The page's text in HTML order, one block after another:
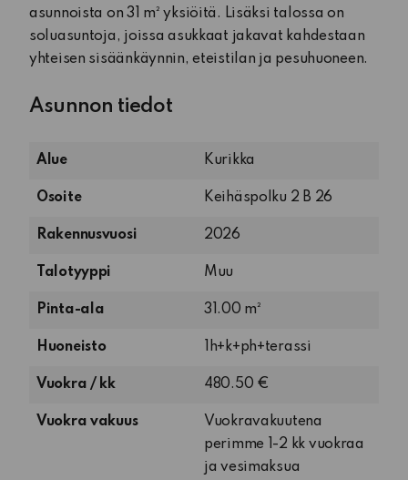
asunnoista on 31 m² yksiöitä. Lisäksi talossa on
soluasuntoja, joissa asukkaat jakavat kahdestaan
yhteisen sisäänkäynnin, eteistilan ja pesuhuoneen.
Asunnon tiedot
Alue Kurikka
Osoite Keihäspolku 2 B 26
Rakennusvuosi 2026
Talotyyppi Muu
Pinta-ala 31.00 m²
Huoneisto 1h+k+ph+terassi
1
keittiö,
pesuhuone
Vuokra / kk 480.50 €
Vuokra vakuus
Vuokravakuutena
perimme 1-2 kk vuokraa
ja vesimaksua